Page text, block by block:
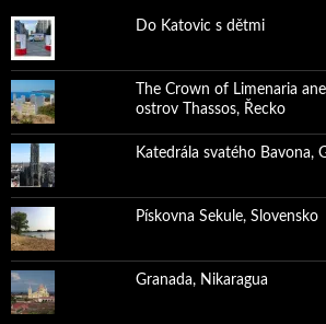
Do Katovic s dětmi
The Crown of Limenaria
ostrov Thassos, Řecko
Katedrála svatého Bavona,
Pískovna Sekule, Slovensko
Granada, Nikaragua